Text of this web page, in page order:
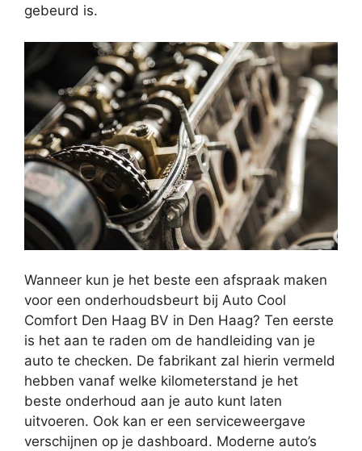
gebeurd is.
Wanneer kun je het beste een afspraak maken
voor een onderhoudsbeurt bij Auto Cool
Comfort Den Haag BV in Den Haag? Ten eerste
is het aan te raden om de handleiding van je
auto te checken. De fabrikant zal hierin vermeld
hebben vanaf welke kilometerstand je het
beste onderhoud aan je auto kunt laten
uitvoeren. Ook kan er een serviceweergave
verschijnen op je dashboard. Moderne auto’s